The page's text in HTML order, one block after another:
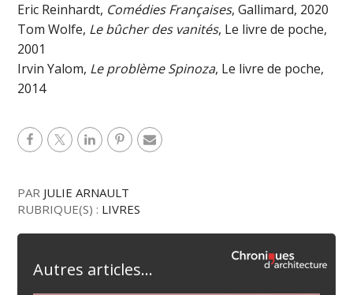
Eric Reinhardt, Comédies Françaises, Gallimard, 2020
Tom Wolfe, Le bûcher des vanités, Le livre de poche,
2001
Irvin Yalom, Le problème Spinoza, Le livre de poche,
2014
PAR JULIE ARNAULT
RUBRIQUE(S) : LIVRES
Autres articles...